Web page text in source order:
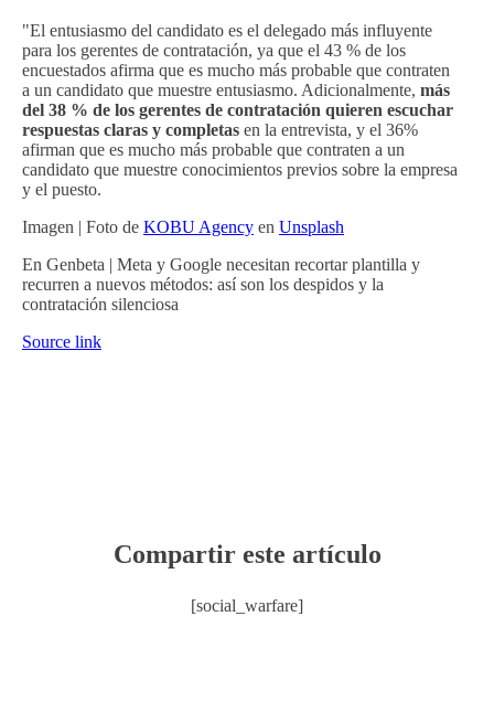
"El entusiasmo del candidato es el delegado más influyente
para los gerentes de contratación, ya que el 43 % de los
encuestados afirma que es mucho más probable que contraten
a un candidato que muestre entusiasmo. Adicionalmente, más
del 38 % de los gerentes de contratación quieren escuchar
respuestas claras y completas en la entrevista, y el 36%
afirman que es mucho más probable que contraten a un
candidato que muestre conocimientos previos sobre la empresa
y el puesto.
Imagen | Foto de KOBU Agency en Unsplash
En Genbeta | Meta y Google necesitan recortar plantilla y
recurren a nuevos métodos: así son los despidos y la
contratación silenciosa
Source link
Compartir este artículo
[social_warfare]